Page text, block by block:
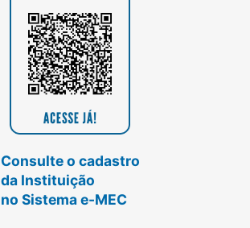
Consulte o cadastro
da Instituição
no Sistema e-MEC